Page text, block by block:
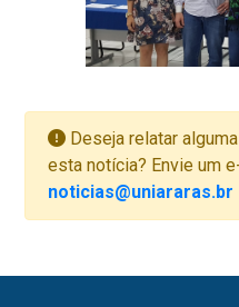
Deseja relatar
esta notícia? Envie um
noticias@uniararas.br